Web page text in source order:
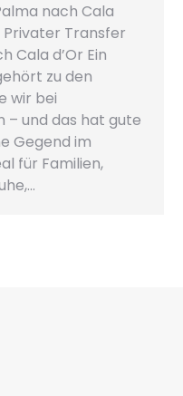
nach Cala
Transfer
Cala d’Or Ein
zu den
wir bei
– und das hat gute
Gegend im
für Familien,